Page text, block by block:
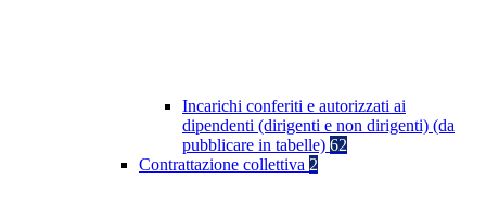
Incarichi conferiti e autorizzati ai
dipendenti (dirigenti e non dirigenti) (da
pubblicare in tabelle) 62
Contrattazione collettiva 2